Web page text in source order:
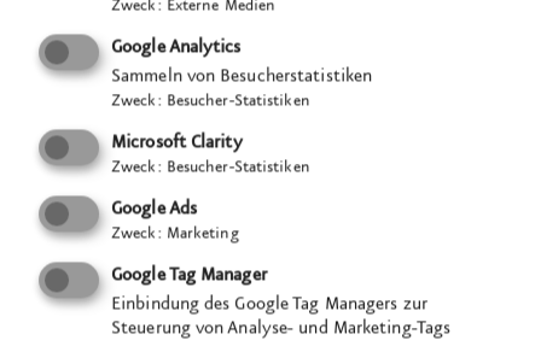
Abbildungen von Zöllnerinnen und Zöllnern durch
die Ausstellung. Sie begegnen den Besuchenden auf
Augen­höhe und wirken nahbar und menschlich. Das
Zusammen­spiel von soliden Materialien gepaart mit
starken Inhalten, analog und digital, interaktiv und
mit multimedialen Präsentations­objekten
aufbereitet, führt zu einer kompetenten
Darstellung der deutschen Zoll­verwaltung und deren
unverzichtbaren Beitrag für Deutschland und
Zweck: Externe Medien
Google Analytics
Sammeln von Besucherstatistiken
Zweck: Besucher-Statistiken
Microsoft Clarity
Zweck: Besucher-Statistiken
Google Ads
Zweck: Marketing
Google Tag Manager
Einbindung des Google Tag Managers zur
Steuerung von Analyse- und Marketing-Tags